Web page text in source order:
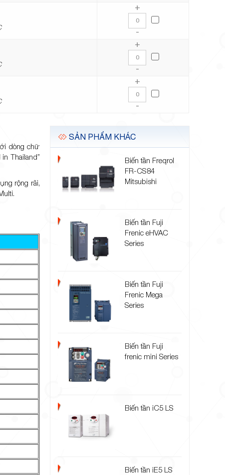
+
-
+
-
+
-
dòng chữ
Thailand”
rộng rãi,
SẢN PHẨM KHÁC
Biến tần Freqrol
FR-CS84
Mitsubishi
Biến tần Fuji
Frenic eHVAC
Series
Biến tần Fuji
Frenic Mega
Series
Biến tần Fuji
frenic mini Series
Biến tần iC5 LS
Biến tần iE5 LS